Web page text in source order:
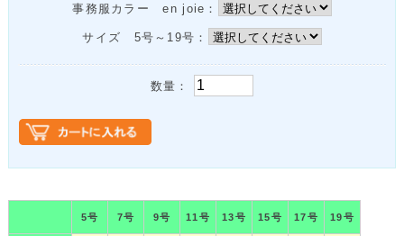
事務服カラー en joie：
サイズ 5号～19号：
数量：
5号 7号 9号 11号 13号 15号 17号 19号